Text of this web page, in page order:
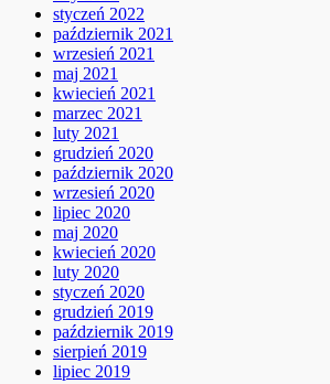
styczeń 2022
październik 2021
wrzesień 2021
maj 2021
kwiecień 2021
marzec 2021
luty 2021
grudzień 2020
październik 2020
wrzesień 2020
lipiec 2020
maj 2020
kwiecień 2020
luty 2020
styczeń 2020
grudzień 2019
październik 2019
sierpień 2019
lipiec 2019